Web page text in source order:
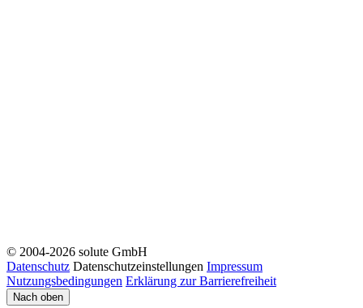
© 2004-2026 solute GmbH
Datenschutz Datenschutzeinstellungen Impressum
Nutzungsbedingungen Erklärung zur Barrierefreiheit
Nach oben